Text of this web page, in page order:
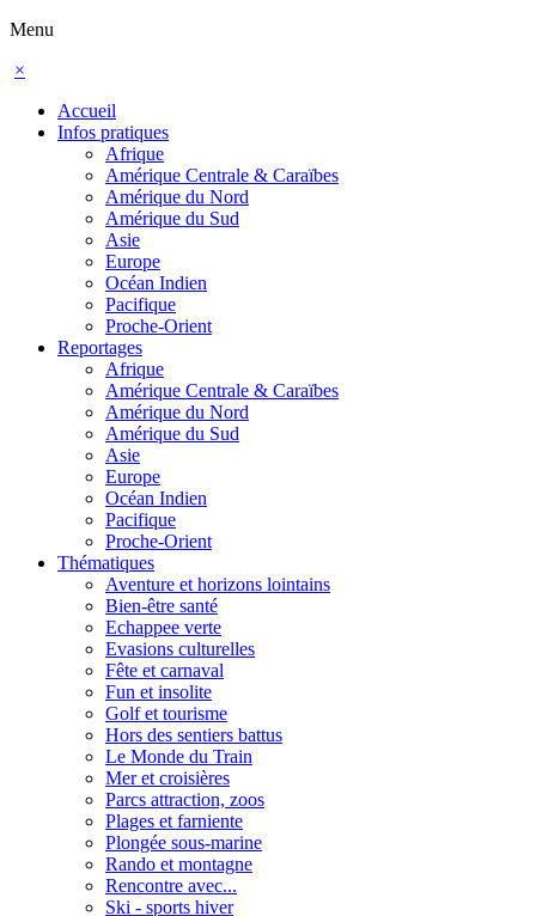
Menu
×
Accueil
Infos pratiques
Afrique
Amérique Centrale & Caraïbes
Amérique du Nord
Amérique du Sud
Asie
Europe
Océan Indien
Pacifique
Proche-Orient
Reportages
Afrique
Amérique Centrale & Caraïbes
Amérique du Nord
Amérique du Sud
Asie
Europe
Océan Indien
Pacifique
Proche-Orient
Thématiques
Aventure et horizons lointains
Bien-être santé
Echappee verte
Evasions culturelles
Fête et carnaval
Fun et insolite
Golf et tourisme
Hors des sentiers battus
Le Monde du Train
Mer et croisières
Parcs attraction, zoos
Plages et farniente
Plongée sous-marine
Rando et montagne
Rencontre avec...
Ski - sports hiver